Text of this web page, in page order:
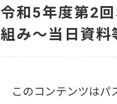
令和5年度第2
組み～当日資料
このコンテンツはパ